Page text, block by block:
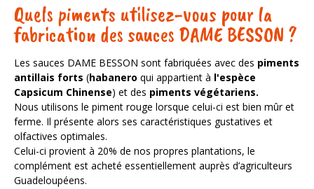
NOS RECETTES
Créoles
Classiques
En vidéos
LE CLUB PIMENTERIE
Nos actus pimentées
Pour aller plus loin
POINTS DE VENTE
Quels piments utilisez-vous pour la
fabrication des sauces DAME BESSON ?
Les sauces DAME BESSON sont fabriquées avec des piments
antillais forts (habanero qui appartient à l'espèce
Capsicum Chinense) et des piments végétariens.
Nous utilisons le piment rouge lorsque celui-ci est bien mûr et
ferme. Il présente alors ses caractéristiques gustatives et
olfactives optimales.
Celui-ci provient à 20% de nos propres plantations, le
complément est acheté essentiellement auprès d’agriculteurs
Guadeloupéens.